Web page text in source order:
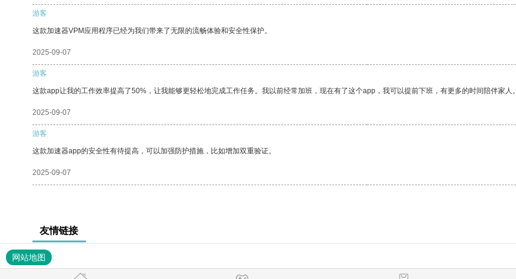
游客
这款加速器VPM应用程序已经为我们带来了无限的流畅体验和安全性保护。
2025-09-07
游客
这款app让我的工作效率提高了50%，让我能够更轻松地完成工作任务。我以前经常加班，现在有了这个app，我可以提前下班，有更多的时间陪伴家人。
2025-09-07
游客
这款加速器app的安全性有待提高，可以加强防护措施，比如增加双重验证。
2025-09-07
友情链接
网站地图